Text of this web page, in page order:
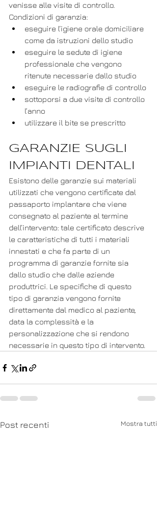
venisse alle visite di controllo.
Condizioni di garanzia:
eseguire l’igiene orale domiciliare
come da istruzioni dello studio
eseguire le sedute di igiene
professionale che vengono
ritenute necessarie dallo studio
eseguire le radiografie di controllo
sottoporsi a due visite di controllo
l’anno
utilizzare il bite se prescritto
GARANZIE SUGLI
IMPIANTI DENTALI
Esistono delle garanzie sui materiali
utilizzati che vengono certificate dal
passaporto implantare che viene
consegnato al paziente al termine
dell’intervento: tale certificato descrive
le caratteristiche di tutti i materiali
innestati e che fa parte di un
programma di garanzie fornite sia
dallo studio che dalle aziende
produttrici. Le specifiche di questo
tipo di garanzia vengono fornite
direttamente dal medico al paziente,
data la complessità e la
personalizzazione che si rendono
necessarie in questo tipo di intervento.
Post recenti Mostra tutti